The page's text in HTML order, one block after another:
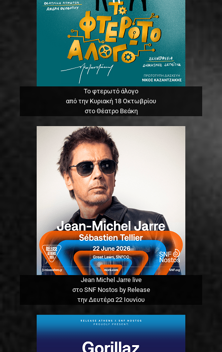
Το φτερωτό άλογο
από την Κυριακή 18 Οκτωβρίου
στο Θέατρο Βεάκη
Jean Michel Jarre live
στο SNF Nostos by Release
την Δευτέρα 22 Ιουνίου